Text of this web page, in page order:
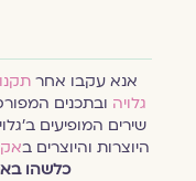
אנא עקבו אחר
גלויהובתכנים
שירים המופיעים
היוצרות והיוצרים ב
כלשהו